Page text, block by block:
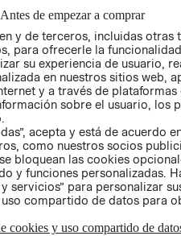
GIFT CARD
AVISO DE
Antes de empezar a comprar
y de terceros, incluidas otras
para ofrecerle la
su experiencia de usuario,
en nuestros sitios web,
y a través de plataformas
sobre el usuario, los
acepta y está de acuerdo
como nuestros socios
bloquean las cookies
y funciones personalizadas.
servicios” para personalizar
compartido de datos para
cookies y uso compartido de